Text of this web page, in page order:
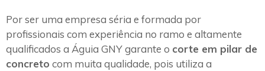
Por ser uma empresa séria e formada por
profissionais com experiência no ramo e altamente
qualificados a Águia GNY garante o corte em pilar de
concreto com muita qualidade, pois utiliza a